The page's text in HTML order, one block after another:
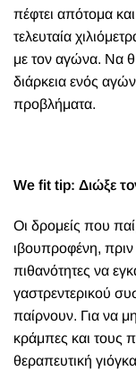
πέφτει απότομα
τελευταία
με τον αγώνα. Να
διάρκεια ενός
προβλήματα.
We fit tip: Διώξε
Οι δρομείς που
ιβουπροφένη, πριν
πιθανότητες να
γαστρεντερικού
παίρνουν. Για να
κράμπες και τους
θεραπευτική